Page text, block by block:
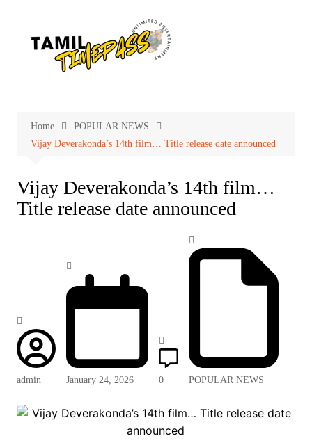
Home
POPULAR NEWS
Vijay Deverakonda’s 14th film… Title release date announced
Vijay Deverakonda’s 14th film…
Title release date announced
admin January 24, 2026 0 POPULAR NEWS